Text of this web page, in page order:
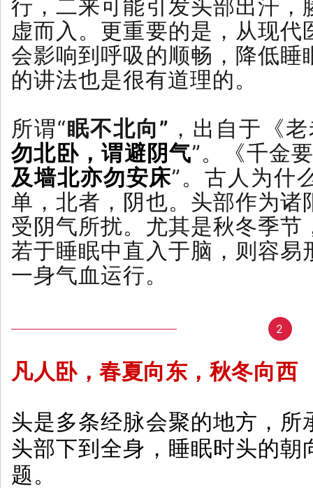
行，二来可能引发头部出汗
虚而入。更重要的是，从现
会影响到呼吸的顺畅，降低
的讲法也是很有道理的。
所谓“眠不北向” ，出自于《
勿北卧，谓避阴气”。《千金
及墙北亦勿安床”。古人为什
单，北者，阴也。头部作为
受阴气所扰。尤其是秋冬季
若于睡眠中直入于脑，则容
一身气血运行。
2
凡人卧，春夏向东，秋冬向西
头是多条经脉会聚的地方，
头部下到全身，睡眠时头的
题。